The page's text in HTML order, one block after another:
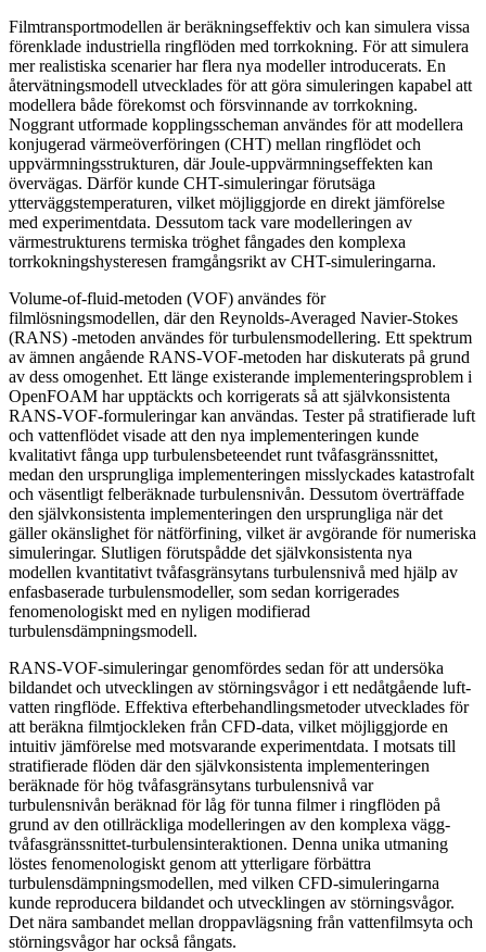
Filmtransportmodellen är beräkningseffektiv och kan simulera vissa
förenklade industriella ringflöden med torrkokning. För att simulera
mer realistiska scenarier har flera nya modeller introducerats. En
återvätningsmodell utvecklades för att göra simuleringen kapabel att
modellera både förekomst och försvinnande av torrkokning.
Noggrant utformade kopplingsscheman användes för att modellera
konjugerad värmeöverföringen (CHT) mellan ringflödet och
uppvärmningsstrukturen, där Joule-uppvärmningseffekten kan
övervägas. Därför kunde CHT-simuleringar förutsäga
ytterväggstemperaturen, vilket möjliggjorde en direkt jämförelse
med experimentdata. Dessutom tack vare modelleringen av
värmestrukturens termiska tröghet fångades den komplexa
torrkokningshysteresen framgångsrikt av CHT-simuleringarna.
Volume-of-fluid-metoden (VOF) användes för
filmlösningsmodellen, där den Reynolds-Averaged Navier-Stokes
(RANS) -metoden användes för turbulensmodellering. Ett spektrum
av ämnen angående RANS-VOF-metoden har diskuterats på grund
av dess omogenhet. Ett länge existerande implementeringsproblem i
OpenFOAM har upptäckts och korrigerats så att självkonsistenta
RANS-VOF-formuleringar kan användas. Tester på stratifierade luft
och vattenflödet visade att den nya implementeringen kunde
kvalitativt fånga upp turbulensbeteendet runt tvåfasgränssnittet,
medan den ursprungliga implementeringen misslyckades katastrofalt
och väsentligt felberäknade turbulensnivån. Dessutom överträffade
den självkonsistenta implementeringen den ursprungliga när det
gäller okänslighet för nätförfining, vilket är avgörande för numeriska
simuleringar. Slutligen förutspådde det självkonsistenta nya
modellen kvantitativt tvåfasgränsytans turbulensnivå med hjälp av
enfasbaserade turbulensmodeller, som sedan korrigerades
fenomenologiskt med en nyligen modifierad
turbulensdämpningsmodell.
RANS-VOF-simuleringar genomfördes sedan för att undersöka
bildandet och utvecklingen av störningsvågor i ett nedåtgående luft-
vatten ringflöde. Effektiva efterbehandlingsmetoder utvecklades för
att beräkna filmtjockleken från CFD-data, vilket möjliggjorde en
intuitiv jämförelse med motsvarande experimentdata. I motsats till
stratifierade flöden där den självkonsistenta implementeringen
beräknade för hög tvåfasgränsytans turbulensnivå var
turbulensnivån beräknad för låg för tunna filmer i ringflöden på
grund av den otillräckliga modelleringen av den komplexa vägg-
tvåfasgränssnittet-turbulensinteraktionen. Denna unika utmaning
löstes fenomenologiskt genom att ytterligare förbättra
turbulensdämpningsmodellen, med vilken CFD-simuleringarna
kunde reproducera bildandet och utvecklingen av störningsvågor.
Det nära sambandet mellan droppavlägsning från vattenfilmsyta och
störningsvågor har också fångats.